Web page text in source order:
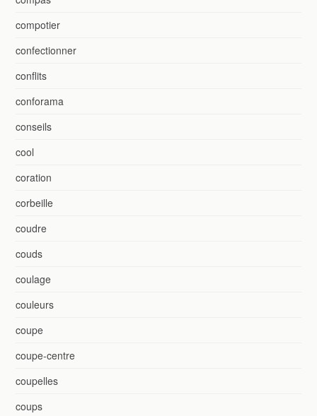
compotier
confectionner
conflits
conforama
conseils
cool
coration
corbeille
coudre
couds
coulage
couleurs
coupe
coupe-centre
coupelles
coups